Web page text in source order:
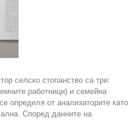
селско стопанство са три:
работници) и семейна
определя от анализаторите като
Според данните на